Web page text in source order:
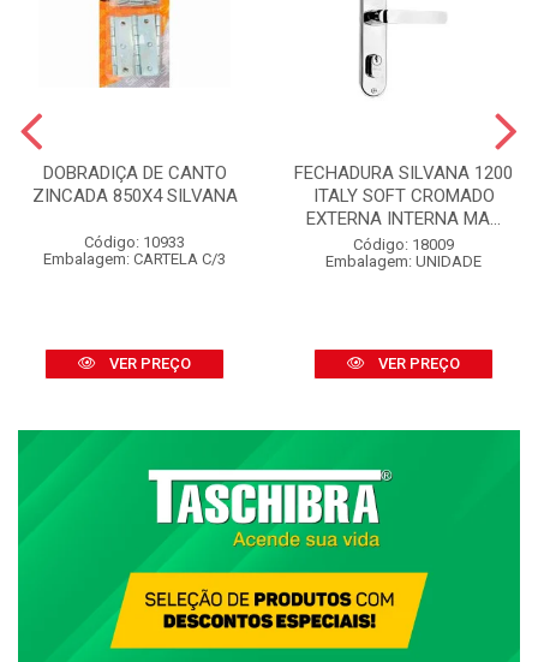
DOBRADIÇA DE CANTO
ZINCADA 850X4 SILVANA
Código: 10933
Embalagem: CARTELA C/3
VER PREÇO
FECHADURA SILVANA 1200
ITALY SOFT CROMADO
EXTERNA INTERNA MA...
Código: 18009
Embalagem: UNIDADE
VER PREÇO